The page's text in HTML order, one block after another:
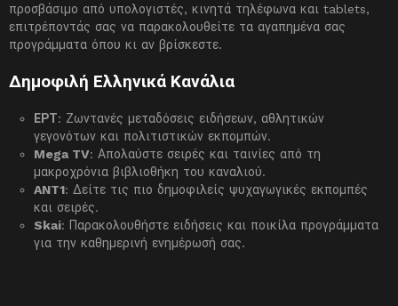
προσβάσιμο από υπολογιστές, κινητά τηλέφωνα και tablets,
επιτρέποντάς σας να παρακολουθείτε τα αγαπημένα σας
προγράμματα όπου κι αν βρίσκεστε.
Δημοφιλή Ελληνικά Κανάλια
ΕΡΤ: Ζωντανές μεταδόσεις ειδήσεων, αθλητικών
γεγονότων και πολιτιστικών εκπομπών.
Mega TV: Απολαύστε σειρές και ταινίες από τη
μακροχρόνια βιβλιοθήκη του καναλιού.
ANT1: Δείτε τις πιο δημοφιλείς ψυχαγωγικές εκπομπές
και σειρές.
Skai: Παρακολουθήστε ειδήσεις και ποικίλα προγράμματα
για την καθημερινή ενημέρωσή σας.